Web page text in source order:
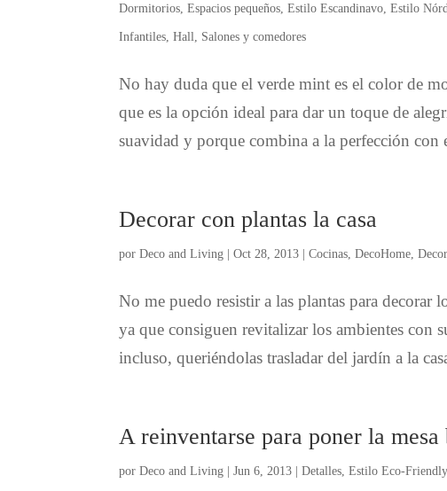
Dormitorios ,Espacios pequeños ,Estilo Escandinavo ,Estilo
Infantiles ,Hall Salones y comedores
No hay duda que el verde mint es el color de
que es la opción ideal para dar un toque de
suavidad y porque combina a la perfección con
Decorar con plantas la casa
porDeco and Living |Oct 28, 2013 |Cocinas ,DecoHome ,
No me puedo resistir a las plantas para decorar
ya que consiguen revitalizar los ambientes con
incluso, queriéndolas trasladar del jardín a la
A reinventarse para poner la mesa
porDeco and Living |Jun 6, 2013 |Detalles ,Estilo Eco-Friendly